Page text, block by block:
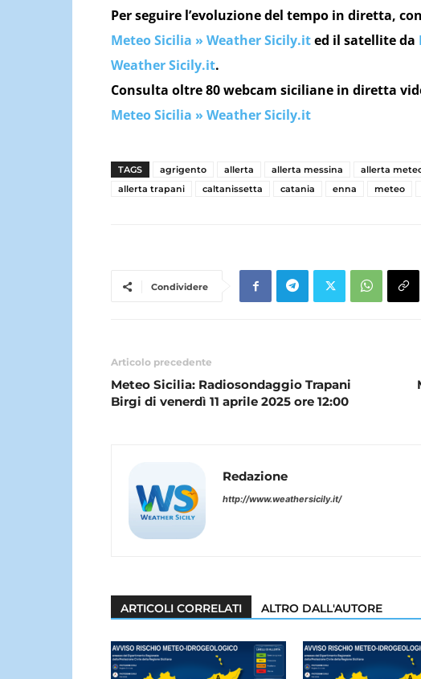
Per seguire l’evoluzione del tempo in diretta,
Meteo Sicilia » Weather Sicily.ited il satellite da
Weather Sicily.it.
Consulta oltre 80 webcam siciliane in diretta
Meteo Sicilia » Weather Sicily.it
TAGS agrigento allerta allerta messina allerta
allerta trapani
caltanissetta catania enna meteo
Condividere
Articolo precedente
Meteo Sicilia: Radiosondaggio Trapani
Birgi di venerdì 11 aprile 2025 ore 12:00
Redazione
http://www.weathersicily.it/
ARTICOLI CORRELATI ALTRO DALL'AUTORE